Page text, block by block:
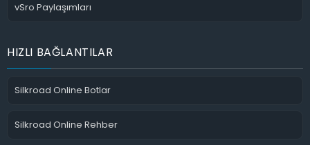
vSro Paylaşımları
HIZLI BAĞLANTILAR
Silkroad Online Botlar
Silkroad Online Rehber